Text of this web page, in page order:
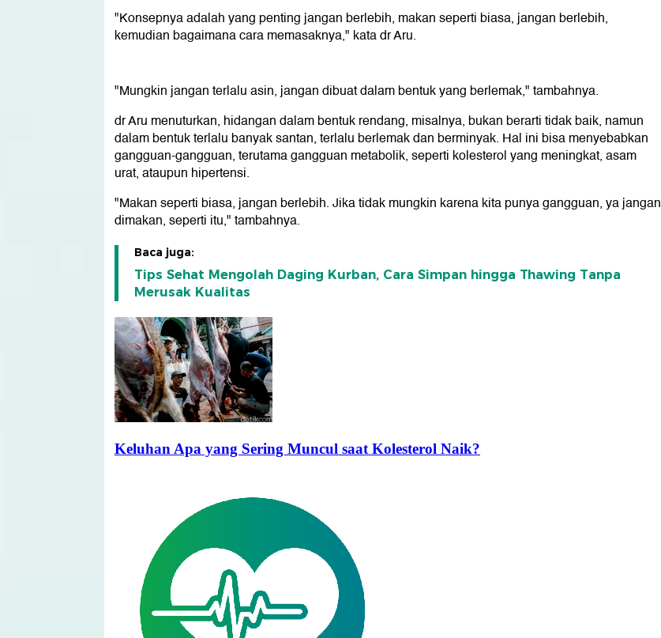
"Konsepnya adalah yang penting jangan berlebih, makan seperti biasa, jangan berlebih,
kemudian bagaimana cara memasaknya," kata dr Aru.
"Mungkin jangan terlalu asin, jangan dibuat dalam bentuk yang berlemak," tambahnya.
dr Aru menuturkan, hidangan dalam bentuk rendang, misalnya, bukan berarti tidak baik, namun
dalam bentuk terlalu banyak santan, terlalu berlemak dan berminyak. Hal ini bisa menyebabkan
gangguan-gangguan, terutama gangguan metabolik, seperti kolesterol yang meningkat, asam
urat, ataupun hipertensi.
"Makan seperti biasa, jangan berlebih. Jika tidak mungkin karena kita punya gangguan, ya jangan
dimakan, seperti itu," tambahnya.
Baca juga:
Tips Sehat Mengolah Daging Kurban, Cara Simpan hingga Thawing Tanpa
Merusak Kualitas